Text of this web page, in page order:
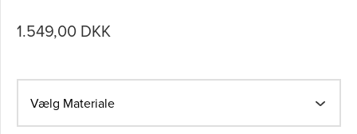
1.549,00 DKK
Vælg Materiale